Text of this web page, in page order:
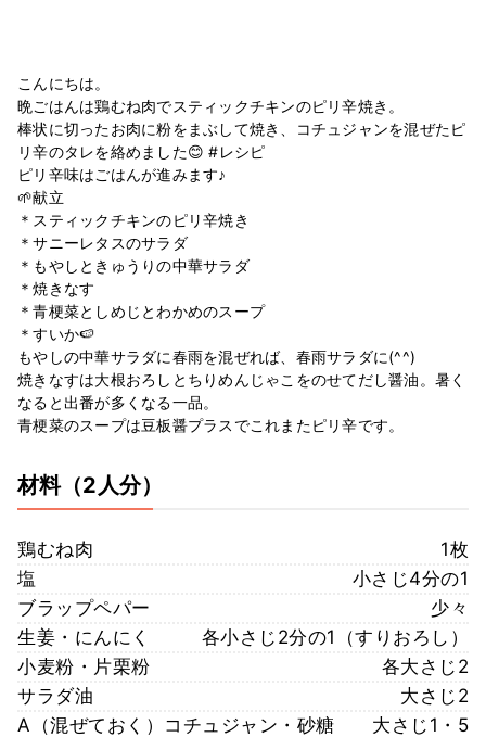
こんにちは。
晩ごはんは鶏むね肉でスティックチキンのピリ辛焼き。
棒状に切ったお肉に粉をまぶして焼き、コチュジャンを混ぜたピ
リ辛のタレを絡めました😊 #レシピ
ピリ辛味はごはんが進みます♪
🌱献立
＊スティックチキンのピリ辛焼き
＊サニーレタスのサラダ
＊もやしときゅうりの中華サラダ
＊焼きなす
＊青梗菜としめじとわかめのスープ
＊すいか🍉
もやしの中華サラダに春雨を混ぜれば、春雨サラダに(^^)
焼きなすは大根おろしとちりめんじゃこをのせてだし醤油。暑く
なると出番が多くなる一品。
青梗菜のスープは豆板醤プラスでこれまたピリ辛です。
材料（2人分）
鶏むね肉
1枚
塩
小さじ4分の1
ブラップペパー
少々
生姜・にんにく
各小さじ2分の1（すりおろし）
小麦粉・片栗粉
各大さじ2
サラダ油
大さじ2
A（混ぜておく）コチュジャン・砂糖
大さじ1・5